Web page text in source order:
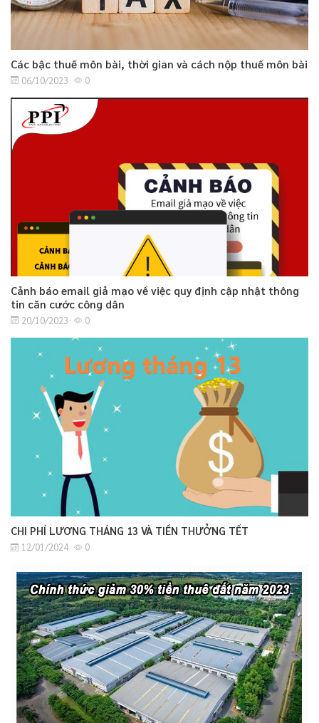
Các bậc thuế môn bài, thời gian và cách nộp thuế môn bài
06/10/2023 0
Cảnh báo email giả mạo về việc quy định cập nhật thông
tin căn cước công dân
20/10/2023 0
CHI PHÍ LƯƠNG THÁNG 13 VÀ TIỀN THƯỞNG TẾT
12/01/2024 0